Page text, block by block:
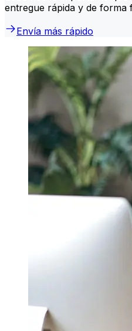
entregue rápida y de forma
Envía más rápido